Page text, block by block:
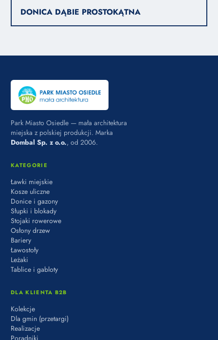
DONICA DĄBIE PROSTOKĄTNA
Park Miasto Osiedle — mała architektura
miejska z polskiej produkcji. Marka
Dombal Sp. z o.o., od 2006.
KATEGORIE
Ławki miejskie
Kosze uliczne
Donice i gazony
Słupki i blokady
Stojaki rowerowe
Osłony drzew
Bariery
Ławostoły
Leżaki
Tablice i gabloty
DLA KLIENTA B2B
Kolekcje
Dla gmin (przetargi)
Realizacje